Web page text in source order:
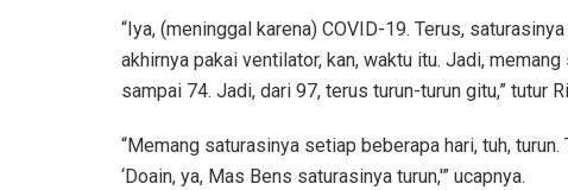
“Iya, (meninggal karena) COVID-19. Terus,
akhirnya pakai ventilator, kan, waktu itu. Jadi,
sampai 74. Jadi, dari 97, terus turun-turun gitu,” tutur
“Memang saturasinya setiap beberapa hari, tuh,
‘Doain, ya, Mas Bens saturasinya turun,'” ucapnya.